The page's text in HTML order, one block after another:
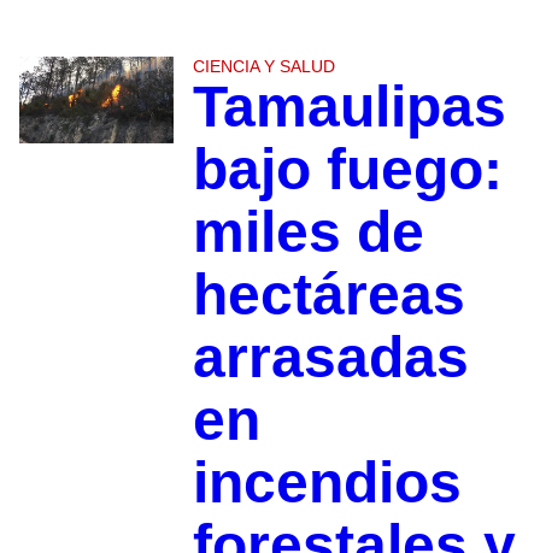
CIENCIA Y SALUD
Tamaulipas
bajo fuego:
miles de
hectáreas
arrasadas
en
incendios